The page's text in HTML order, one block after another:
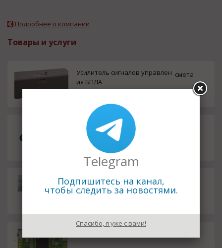
Подробнее о компании
Товары и услуги
Усилитель сигналов управлен
ия БПЛА
смета
Новый полетный контроллер
Фильтр на микрополосковых л
иниях
Telegram
Подпишитесь на канал,
чтобы следить за новостями.
Спасибо, я уже с вами!